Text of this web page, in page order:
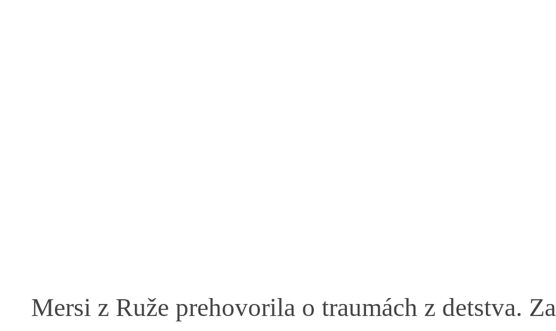
Mersi z Ruže prehovorila o traumách z detstva. Za